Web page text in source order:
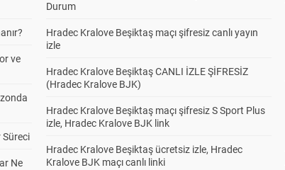
ve
Süreci
Ne
Durum
Hradec Kralove Beşiktaş maçı şifresiz canlı yayın
izle
Hradec Kralove Beşiktaş CANLI İZLE ŞİFRESİZ
(Hradec Kralove BJK)
Hradec Kralove Beşiktaş maçı şifresiz S Sport Plus
izle, Hradec Kralove BJK link
Hradec Kralove Beşiktaş ücretsiz izle, Hradec
Kralove BJK maçı canlı linki